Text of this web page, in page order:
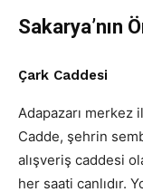
Sakarya’nın
Çark Caddesi
Adapazarı merkez
Cadde, şehrin
alışveriş caddesi
her saati canlıdır.